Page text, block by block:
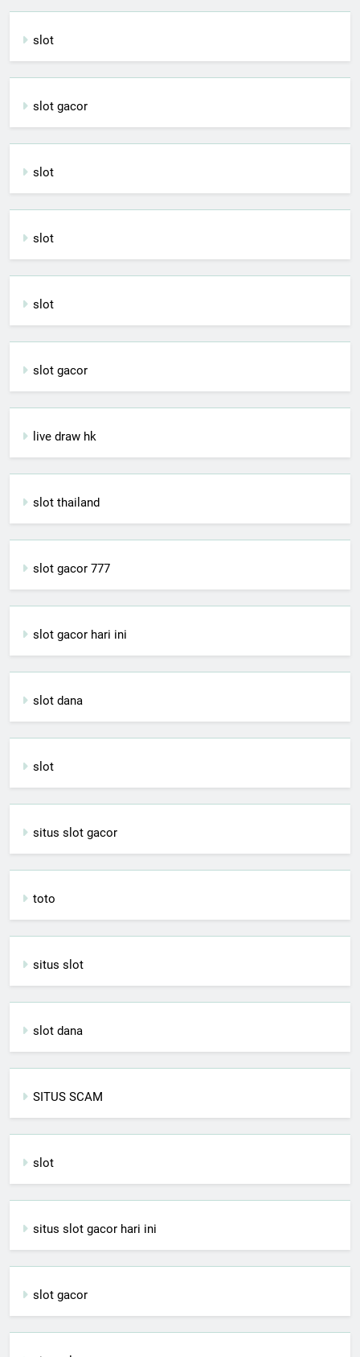
slot
slot gacor
slot
slot
slot
slot gacor
live draw hk
slot thailand
slot gacor 777
slot gacor hari ini
slot dana
slot
situs slot gacor
toto
situs slot
slot dana
SITUS SCAM
slot
situs slot gacor hari ini
slot gacor